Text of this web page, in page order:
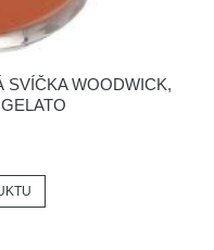
SVÍČKA WOODWICK,